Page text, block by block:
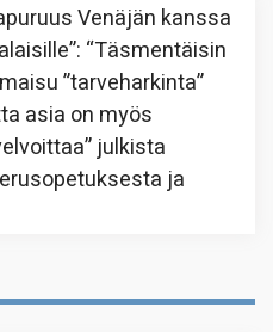
Venäjän kanssa
: “Täsmentäisin
”tarveharkinta”
asia on myös
julkista
ja